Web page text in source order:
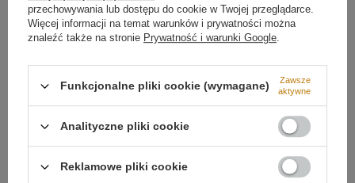
Zamów już teraz i ciesz się niesamowitym efektem,
Pokaż więcej
Szerokość lampy 90 cm
Ilość źródeł światła 3
Źródło światła LED SMD2835
Temperatura barwowa światła 4000K
Barwa światła
Biała neutralna 4000
kelwinów
Więcej
przechowywania lub dostępu do cookie w Twojej przeglądarce.
Więcej informacji na temat warunków i prywatności można
znaleźć także na stronie Prywatność i warunki Google.
Funkcjonalne pliki cookie (wymagane)
Zawsze
aktywne
Analityczne pliki cookie
Reklamowe pliki cookie